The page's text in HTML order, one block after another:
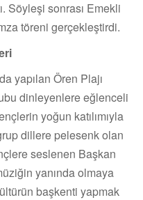
Söyleşi sonrası Emekli
töreni gerçekleştirdi.
yapılan Ören Plajı
dinleyenlere eğlenceli
yoğun katılımıyla
dillere pelesenk olan
seslenen Başkan
yanında olmaya
başkenti yapmak